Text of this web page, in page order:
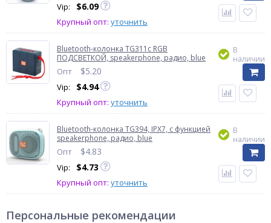
Vip: $6.09
Крупный опт: уточнить
Bluetooth-колонка TG311с RGB
ПОДСВЕТКОЙ, speakerphone, радио, blue
Опт $5.20
Vip: $4.94
Крупный опт: уточнить
В
наличии
Bluetooth-колонка TG394, IPX7, c функцией
speakerphone, радио, blue
Опт $4.83
Vip: $4.73
Крупный опт: уточнить
В
наличии
Персональные рекомендации